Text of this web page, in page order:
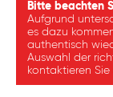
Bitte beachten
Aufgrund
es dazu
authentisch
Auswahl der
kontaktieren Sie